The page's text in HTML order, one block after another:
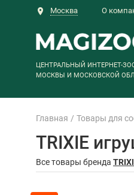
Москва О
ЦЕНТРАЛЬНЫЙ ИНТЕРНЕТ-
МОСКВЫ И МОСКОВСКОЙ
Главная Товары для
TRIXIE
Все товары бренда